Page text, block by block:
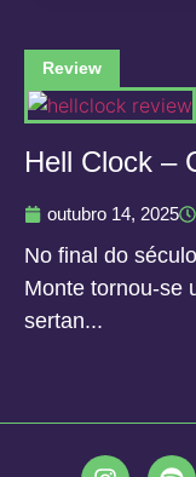
Review
Hell Clock –
outubro 14, 2025
No final do
Monte tornou-se
sertan...